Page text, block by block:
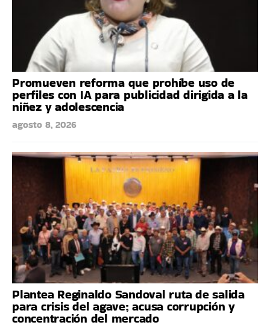
Promueven reforma que prohíbe uso de
perfiles con IA para publicidad dirigida a la
niñez y adolescencia
agosto 8, 2026
Plantea Reginaldo Sandoval ruta de salida
para crisis del agave; acusa corrupción y
concentración del mercado